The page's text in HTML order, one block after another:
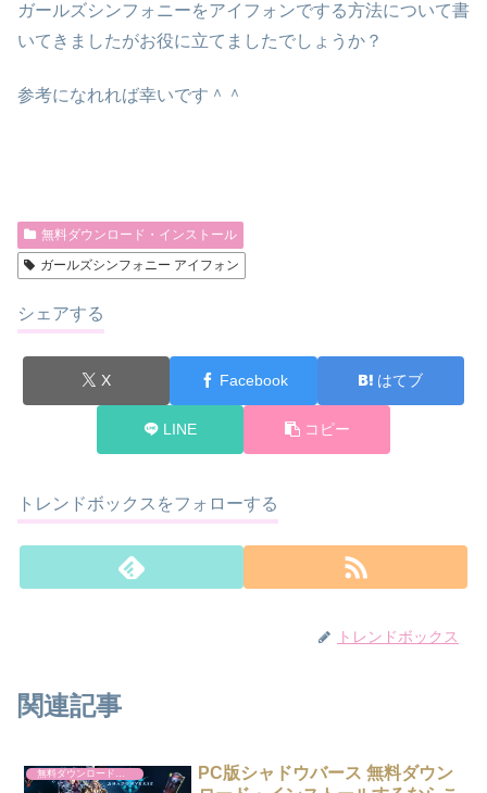
ガールズシンフォニーをアイフォンでする方法について書
いてきましたがお役に立てましたでしょうか？
参考になれれば幸いです＾＾
無料ダウンロード・インストール
ガールズシンフォニー アイフォン
シェアする
X Facebook はてブ
LINE コピー
トレンドボックスをフォローする
トレンドボックス
関連記事
PC版シャドウバース 無料ダウン